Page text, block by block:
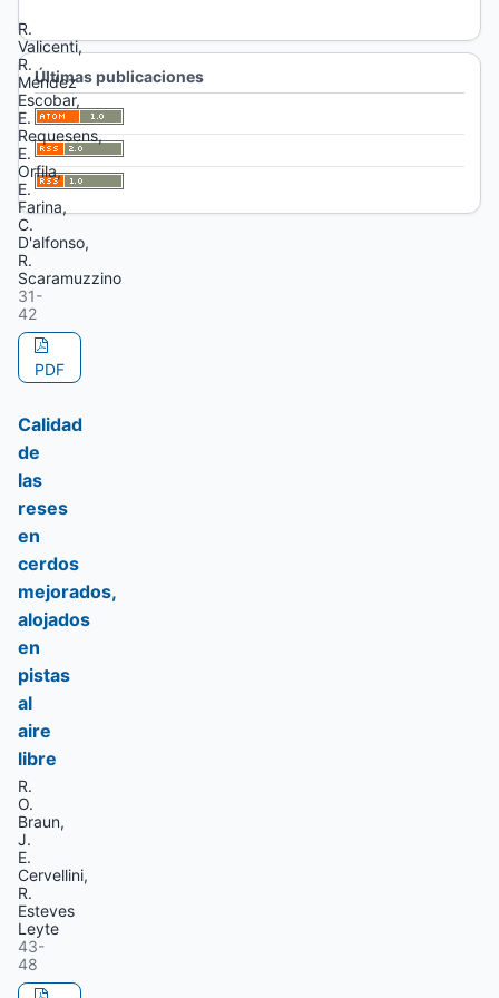
R.
Valicenti,
R.
Méndez
Escobar,
E.
Requesens,
E.
Orfila,
E.
Farina,
C.
D'alfonso,
R.
Scaramuzzino
31-
42
PDF
Calidad
de
las
reses
en
cerdos
mejorados,
alojados
en
pistas
al
aire
libre
R.
O.
Braun,
J.
E.
Cervellini,
R.
Esteves
Leyte
43-
48
Últimas publicaciones